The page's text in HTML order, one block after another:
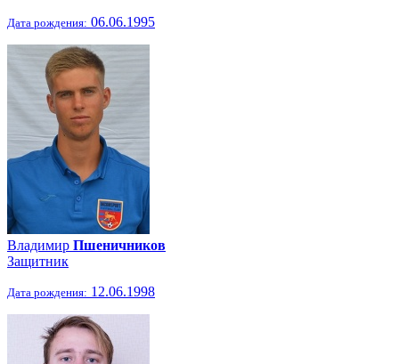
Дата рождения: 06.06.1995
Владимир Пшеничников
Защитник
Дата рождения: 12.06.1998